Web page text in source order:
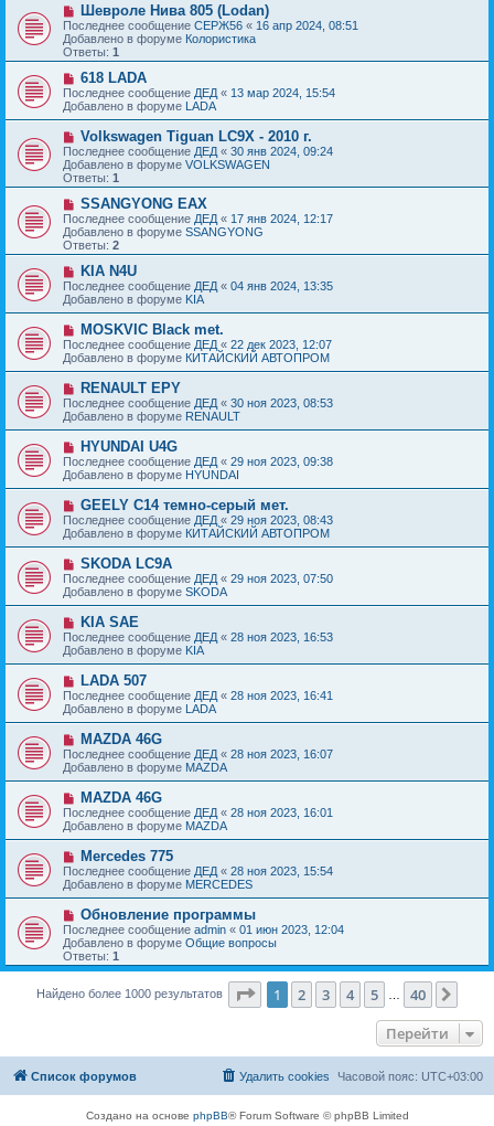
е
е
н
и
е
с
о
о
б
е
н
и
е
Н
о
в
о
е
с
о
о
б
е
н
и
е
Шевроле Нива 805 (Lodan)
Последнее сообщение СЕРЖ56 « 16 апр 2024, 08:51
Добавлено в форуме Колористика
Ответы: 1
Н
о
в
о
е
о
о
б
е
н
и
е
618 LADA
Последнее сообщение ДЕД « 13 мар 2024, 15:54
Добавлено в форуме LADA
Н
о
в
о
е
с
о
о
б
щ
е
н
и
е
Volkswagen Tiguan LC9X - 2010 г.
Последнее сообщение ДЕД « 30 янв 2024, 09:24
Добавлено в форуме VOLKSWAGEN
Ответы: 1
Н
о
в
о
е
с
о
о
б
е
н
и
е
SSANGYONG EAX
Последнее сообщение ДЕД « 17 янв 2024, 12:17
Добавлено в форуме SSANGYONG
Ответы: 2
Н
о
в
о
е
с
о
о
б
щ
е
н
и
е
KIA N4U
Последнее сообщение ДЕД « 04 янв 2024, 13:35
Добавлено в форуме KIA
Н
о
в
о
е
с
о
о
б
щ
е
н
и
е
MOSKVIC Black met.
Последнее сообщение ДЕД « 22 дек 2023, 12:07
Добавлено в форуме КИТАЙСКИЙ АВТОПРОМ
Н
о
в
о
е
с
о
о
б
щ
е
н
и
е
RENAULT EPY
Последнее сообщение ДЕД « 30 ноя 2023, 08:53
Добавлено в форуме RENAULT
Н
о
в
о
с
о
о
б
щ
е
н
и
е
HYUNDAI U4G
Последнее сообщение ДЕД « 29 ноя 2023, 09:38
Добавлено в форуме HYUNDAI
Н
о
в
о
е
с
о
о
б
щ
е
н
и
е
GEELY C14 темно-серый мет.
Последнее сообщение ДЕД « 29 ноя 2023, 08:43
Добавлено в форуме КИТАЙСКИЙ АВТОПРОМ
Н
о
в
о
е
с
о
о
б
е
н
и
е
SKODA LC9A
Последнее сообщение ДЕД « 29 ноя 2023, 07:50
Добавлено в форуме SKODA
Н
о
в
о
е
с
о
о
б
щ
е
н
и
е
KIA SAE
Последнее сообщение ДЕД « 28 ноя 2023, 16:53
Добавлено в форуме KIA
Н
о
в
о
е
с
о
о
б
щ
е
н
и
е
LADA 507
Последнее сообщение ДЕД « 28 ноя 2023, 16:41
Добавлено в форуме LADA
Н
о
в
о
е
с
о
о
б
щ
е
н
и
е
MAZDA 46G
Последнее сообщение ДЕД « 28 ноя 2023, 16:07
Добавлено в форуме MAZDA
Н
о
в
о
е
с
о
о
б
щ
е
н
и
е
MAZDA 46G
Последнее сообщение ДЕД « 28 ноя 2023, 16:01
Добавлено в форуме MAZDA
Н
о
в
о
с
о
о
б
щ
н
Mercedes 775
Последнее сообщение ДЕД « 28 ноя 2023, 15:54
Добавлено в форуме MERCEDES
Н
о
в
о
е
о
н
е
Обновление программы
Последнее сообщение admin « 01 июн 2023, 12:04
Добавлено в форуме Общие вопросы
Ответы: 1
Найдено более 1000 результатов Страница из 40
1 2 3 4 5 40
Перейти
Список форумов Часовой пояс: UTC+03:00
Удалить cookies
Создано на основе phpBB® Forum Software © phpBB Limited